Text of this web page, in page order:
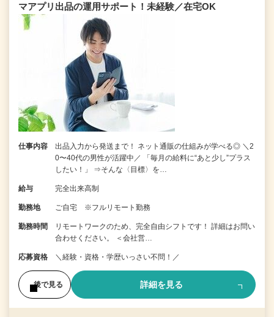
マアプリ出品の運用サポート！未経験／在宅OK
仕事内容
出品入力から発送まで！ ネット通販の仕組みが学べる◎ ＼2
0〜40代の男性が活躍中／ 「毎月の給料に“あと少し”プラス
したい！」 ⇒そんな〈目標〉を…
給与 完全出来高制
勤務地 ご自宅 ※フルリモート勤務
勤務時間
リモートワークのため、完全自由シフトです！ 詳細はお問い
合わせください。 ＜会社営…
応募資格 ＼経験・資格・学歴いっさい不問！／
後で見る 詳細を見る